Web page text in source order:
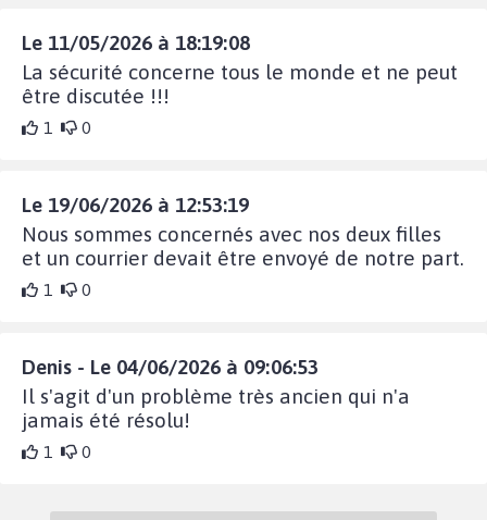
Le 11/05/2026 à 18:19:08
La sécurité concerne tous le monde et ne peut
être discutée !!!
1 0
Le 19/06/2026 à 12:53:19
Nous sommes concernés avec nos deux filles
et un courrier devait être envoyé de notre part.
1 0
Denis - Le 04/06/2026 à 09:06:53
Il s'agit d'un problème très ancien qui n'a
jamais été résolu!
1 0